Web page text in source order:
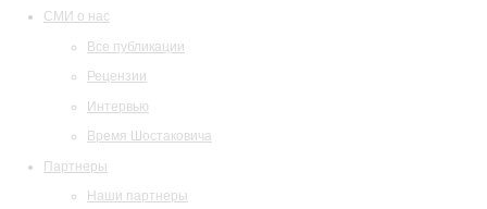
СМИ о нас
Все публикации
Рецензии
Интервью
Время Шостаковича
Партнеры
Наши партнеры